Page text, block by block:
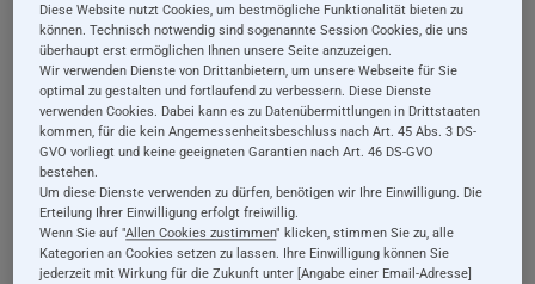
Filter
1
40 % Rabatt 33 % Rabatt
Diese Website nutzt Cookies, um bestmögliche Funktionalität bieten zu
können. Technisch notwendig sind sogenannte Session Cookies, die uns
überhaupt erst ermöglichen Ihnen unsere Seite anzuzeigen.
Wir verwenden Dienste von Drittanbietern, um unsere Webseite für Sie
optimal zu gestalten und fortlaufend zu verbessern. Diese Dienste
verwenden Cookies. Dabei kann es zu Datenübermittlungen in Drittstaaten
kommen, für die kein Angemessenheitsbeschluss nach Art. 45 Abs. 3 DS-
GVO vorliegt und keine geeigneten Garantien nach Art. 46 DS-GVO
bestehen.
Um diese Dienste verwenden zu dürfen, benötigen wir Ihre Einwilligung. Die
Erteilung Ihrer Einwilligung erfolgt freiwillig.
Wenn Sie auf "Allen Cookies zustimmen" klicken, stimmen Sie zu, alle
Kategorien an Cookies setzen zu lassen. Ihre Einwilligung können Sie
jederzeit mit Wirkung für die Zukunft unter [Angabe einer Email-Adresse]